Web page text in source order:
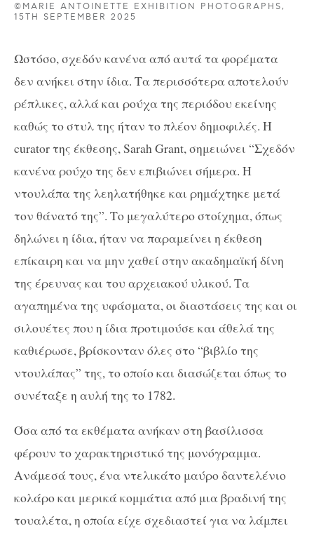
©MARIE ANTOINETTE EXHIBITION PHOTOGRAPHS,
15TH SEPTEMBER 2025
Ωστόσο, σχεδόν κανένα από αυτά τα φορέματα
δεν ανήκει στην ίδια. Τα περισσότερα αποτελούν
ρέπλικες, αλλά και ρούχα της περιόδου εκείνης
καθώς το στυλ της ήταν το πλέον δημοφιλές. Η
curator της έκθεσης, Sarah Grant, σημειώνει “Σχεδόν
κανένα ρούχο της δεν επιβιώνει σήμερα. Η
ντουλάπα της λεηλατήθηκε και ρημάχτηκε μετά
τον θάνατό της”. Το μεγαλύτερο στοίχημα, όπως
δηλώνει η ίδια, ήταν να παραμείνει η έκθεση
επίκαιρη και να μην χαθεί στην ακαδημαϊκή δίνη
της έρευνας και του αρχειακού υλικού. Τα
αγαπημένα της υφάσματα, οι διαστάσεις της και οι
σιλουέτες που η ίδια προτιμούσε και άθελά της
καθιέρωσε, βρίσκονταν όλες στο “βιβλίο της
ντουλάπας” της, το οποίο και διασώζεται όπως το
συνέταξε η αυλή της το 1782.
Όσα από τα εκθέματα ανήκαν στη βασίλισσα
φέρουν το χαρακτηριστικό της μονόγραμμα.
Ανάμεσά τους, ένα ντελικάτο μαύρο δαντελένιο
κολάρο και μερικά κομμάτια από μια βραδινή της
τουαλέτα, η οποία είχε σχεδιαστεί για να λάμπει